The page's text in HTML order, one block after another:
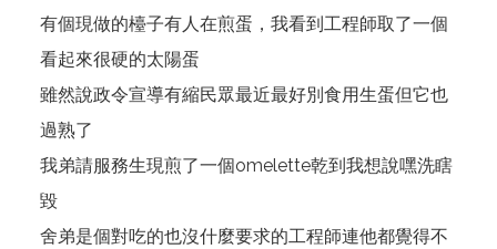
有個現做的檯子有人在煎蛋，我看到工程師取了一個
看起來很硬的太陽蛋
雖然說政令宣導有縮民眾最近最好別食用生蛋但它也
過熟了
我弟請服務生現煎了一個omelette乾到我想說嘿洗瞎
毀
舍弟是個對吃的也沒什麼要求的工程師連他都覺得不